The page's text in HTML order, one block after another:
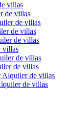
villas
de villas
de villas
de villas
de villas
villas
de villas
de villas
Alquiler de villas
de villas